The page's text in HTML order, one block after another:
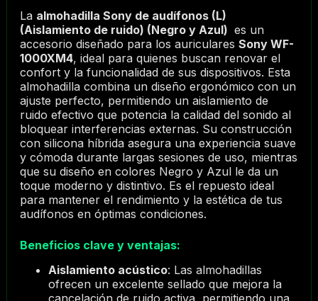
La almohadilla Sony de audífonos (L)
(Aislamiento de ruido) (Negro y Azul) es un
accesorio diseñado para los auriculares Sony WF-
1000XM4, ideal para quienes buscan renovar el
confort y la funcionalidad de sus dispositivos. Esta
almohadilla combina un diseño ergonómico con un
ajuste perfecto, permitiendo un aislamiento de
ruido efectivo que potencia la calidad del sonido al
bloquear interferencias externas. Su construcción
con silicona híbrida asegura una experiencia suave
y cómoda durante largas sesiones de uso, mientras
que su diseño en colores Negro y Azul le da un
toque moderno y distintivo. Es el repuesto ideal
para mantener el rendimiento y la estética de tus
audífonos en óptimas condiciones.
Beneficios clave y ventajas:
Aislamiento acústico: Las almohadillas
ofrecen un excelente sellado que mejora la
cancelación de ruido activa, permitiendo una